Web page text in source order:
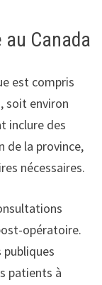
au Canada
est compris
soit environ
inclure des
de la province,
nécessaires.
opératoire.
patients à